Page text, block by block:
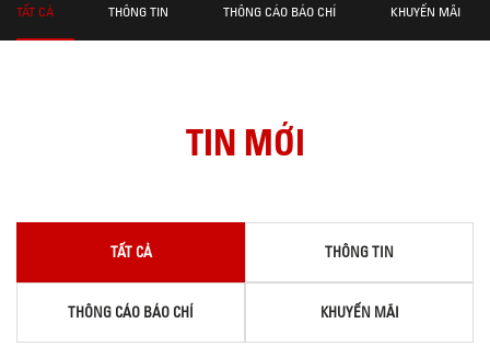
TẤT CẢ THÔNG TIN THÔNG CÁO BÁO CHÍ KHUYẾN MÃI
TIN MỚI
TẤT CẢ THÔNG TIN
THÔNG CÁO BÁO CHÍ KHUYẾN MÃI